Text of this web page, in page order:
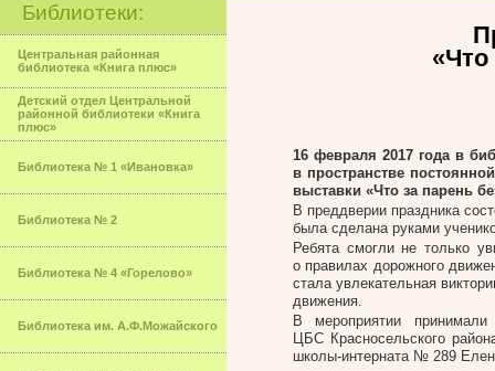
Библиотеки:
Центральная районная
библиотека «Книга плюс»
Детский отдел Центральной
районной библиотеки «Книга
плюс»
Библиотека № 1 «Ивановка»
Библиотека № 2
Библиотека № 4 «Горелово»
Библиотека им. А.Ф.Можайского
16 февраля 2017 года в
в пространстве
выставки «Что за парень
В преддверии праздника
была сделана руками
Ребята смогли не только
о правилах дорожного
стала увлекательная
движения.
В мероприятии
ЦБС Красносельского
школы-интерната № 289